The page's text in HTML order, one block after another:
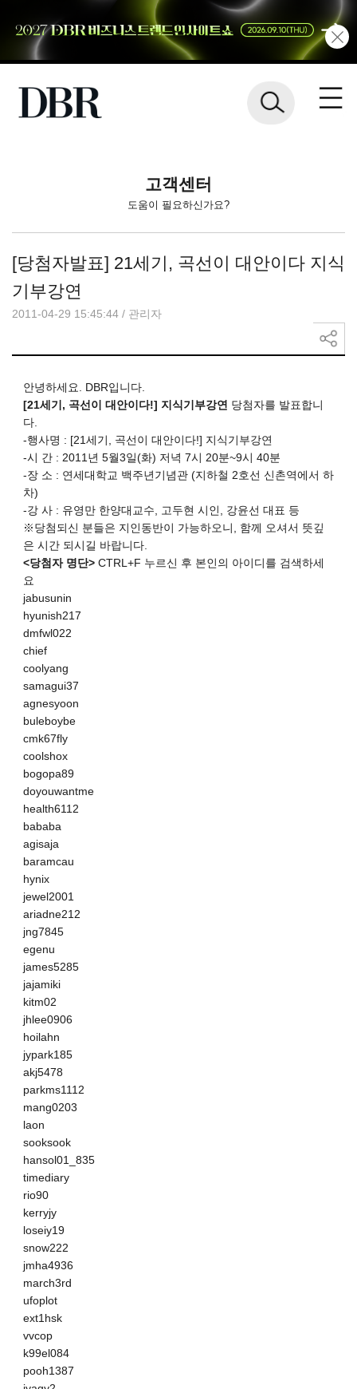
고객센터
도움이 필요하신가요?
[당첨자발표] 21세기, 곡선이 대안이다 지식
기부강연
2011-04-29 15:45:44 / 관리자
안녕하세요. DBR입니다.
[21세기, 곡선이 대안이다!] 지식기부강연 당첨자를 발표합니
다.
-행사명 : [21세기, 곡선이 대안이다!] 지식기부강연
-시 간 : 2011년 5월3일(화) 저녁 7시 20분~9시 40분
-장 소 : 연세대학교 백주년기념관 (지하철 2호선 신촌역에서 하
차)
-강 사 : 유영만 한양대교수, 고두현 시인, 강윤선 대표 등
※당첨되신 분들은 지인동반이 가능하오니, 함께 오셔서 뜻깊
은 시간 되시길 바랍니다.
<당첨자 명단> CTRL+F 누르신 후 본인의 아이디를 검색하세
요
jabusunin
hyunish217
dmfwl022
chief
coolyang
samagui37
agnesyoon
buleboybe
cmk67fly
coolshox
bogopa89
doyouwantme
health6112
bababa
agisaja
baramcau
hynix
jewel2001
ariadne212
jng7845
egenu
james5285
jajamiki
kitm02
jhlee0906
hoilahn
jypark185
akj5478
parkms1112
mang0203
laon
sooksook
hansol01_835
timediary
rio90
kerryjy
loseiy19
snow222
jmha4936
march3rd
ufoplot
ext1hsk
vvcop
k99el084
pooh1387